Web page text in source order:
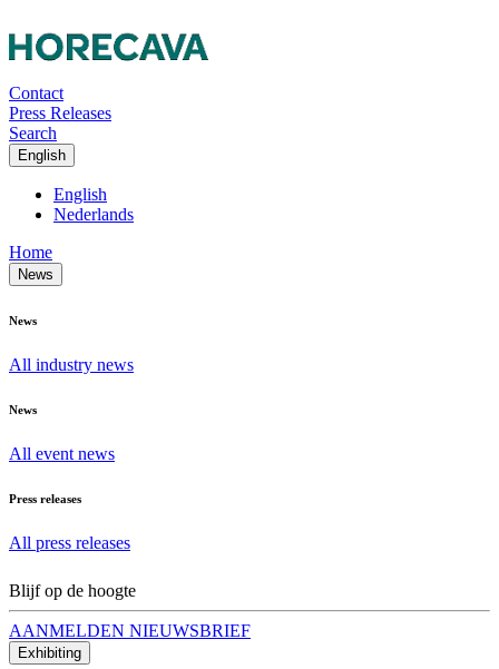
Contact
Press Releases
Search
English
English
Nederlands
Home
News
News
All industry news
News
All event news
Press releases
All press releases
Blijf op de hoogte
AANMELDEN NIEUWSBRIEF
Exhibiting